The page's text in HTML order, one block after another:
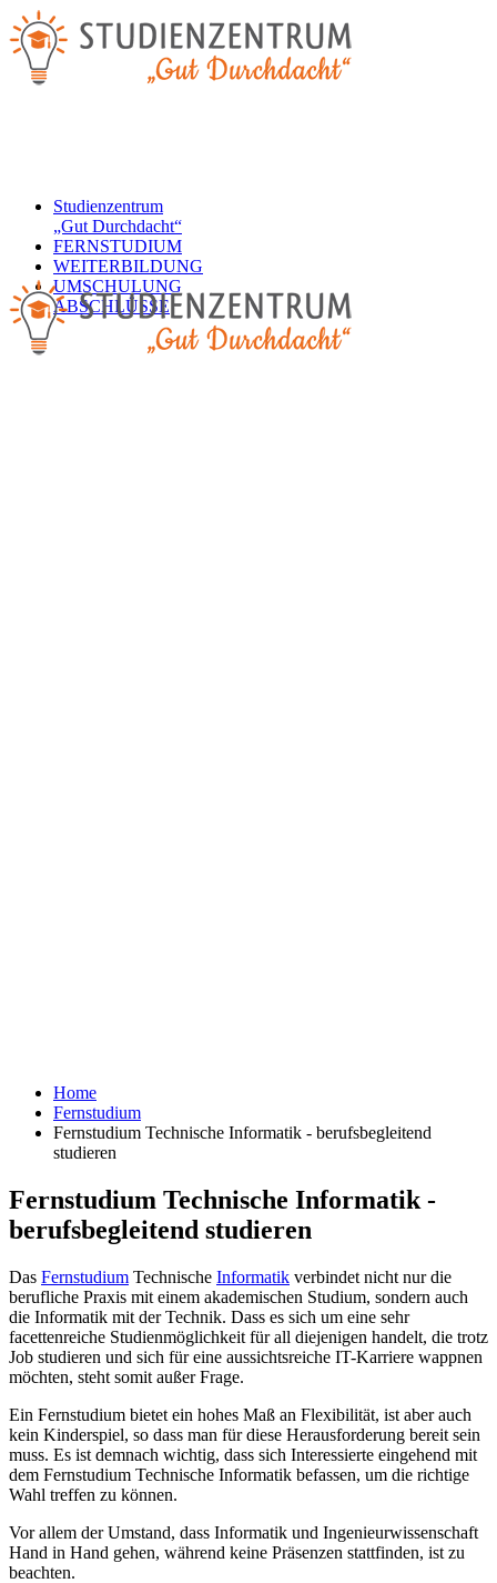
Studienzentrum
„Gut Durchdacht“
FERNSTUDIUM
WEITERBILDUNG
UMSCHULUNG
ABSCHLÜSSE
Home
Fernstudium
Fernstudium Technische Informatik - berufsbegleitend
studieren
Fernstudium Technische Informatik -
berufsbegleitend studieren
Das Fernstudium Technische Informatik verbindet nicht nur die
berufliche Praxis mit einem akademischen Studium, sondern auch
die Informatik mit der Technik. Dass es sich um eine sehr
facettenreiche Studienmöglichkeit für all diejenigen handelt, die trotz
Job studieren und sich für eine aussichtsreiche IT-Karriere wappnen
möchten, steht somit außer Frage.
Ein Fernstudium bietet ein hohes Maß an Flexibilität, ist aber auch
kein Kinderspiel, so dass man für diese Herausforderung bereit sein
muss. Es ist demnach wichtig, dass sich Interessierte eingehend mit
dem Fernstudium Technische Informatik befassen, um die richtige
Wahl treffen zu können.
Vor allem der Umstand, dass Informatik und Ingenieurwissenschaft
Hand in Hand gehen, während keine Präsenzen stattfinden, ist zu
beachten.